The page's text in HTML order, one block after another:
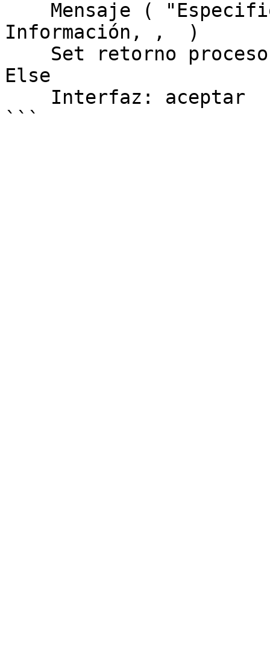
Información, ,  )
Else